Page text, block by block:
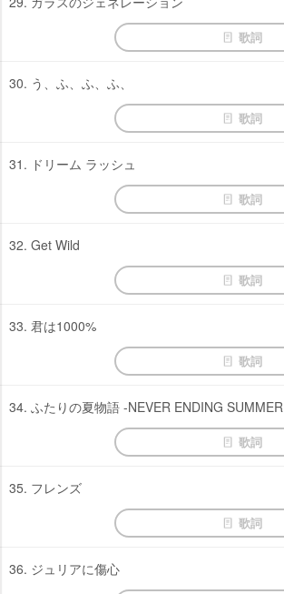
歌詞
30. う、ふ、ふ、ふ、
歌詞
31. ドリーム ラッシュ
歌詞
32. Get Wild
歌詞
33. 君は1000%
歌詞
34. ふたりの夏物語 -NEVER ENDING SUMMER
歌詞
35. フレンズ
歌詞
36. ジュリアに傷心